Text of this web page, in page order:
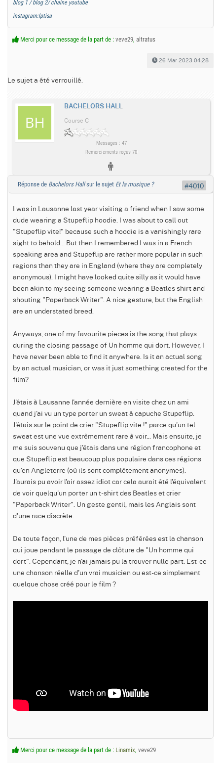
blog 1 / blog 2/ chaine youtube
instagram:lptisa
Merci pour ce message de la part de : veve29, altratus
26 Mar 2023 04:28
Le sujet a été verrouillé.
BACHELORS HALL
Course C
Messages : 47
Remerciements reçus 70
Réponse de Bachelors Hallsur le sujet Et la musique ?
I was in Lausanne last year visiting a friend when I saw some
dude wearing a Stupeflip hoodie. I was about to call out
"Stupeflip vite!" because such a hoodie is a vanishingly rare
sight to behold... But then I remembered I was in a French
speaking area and Stupeflip are rather more popular in such
regions than they are in England (where they are completely
anonymous). I might have looked quite silly as it would have
been akin to my seeing someone wearing a Beatles shirt and
shouting "Paperback Writer". A nice gesture, but the English
are an understated breed.
Anyways, one of my favourite pieces is the song that plays
during the closing passage of Un homme qui dort. However, I
have never been able to find it anywhere. Is it an actual song
by an actual musician, or was it just something created for the
film?
J'étais à Lausanne l'année dernière en visite chez un ami
quand j'ai vu un type porter un sweat à capuche Stupeflip.
J'étais sur le point de crier "Stupeflip vite !" parce qu'un tel
sweat est une vue extrêmement rare à voir... Mais ensuite, je
me suis souvenu que j'étais dans une région francophone et
que Stupeflip est beaucoup plus populaire dans ces régions
qu'en Angleterre (où ils sont complètement anonymes).
J'aurais pu avoir l'air assez idiot car cela aurait été l'équivalent
de voir quelqu'un porter un t-shirt des Beatles et crier
"Paperback Writer". Un geste gentil, mais les Anglais sont
d'une race discrète.
De toute façon, l'une de mes pièces préférées est la chanson
qui joue pendant le passage de clôture de "Un homme qui
dort". Cependant, je n'ai jamais pu la trouver nulle part. Est-ce
une chanson réelle d'un vrai musicien ou est-ce simplement
quelque chose créé pour le film ?
Merci pour ce message de la part de : Linamix, veve29
#4010